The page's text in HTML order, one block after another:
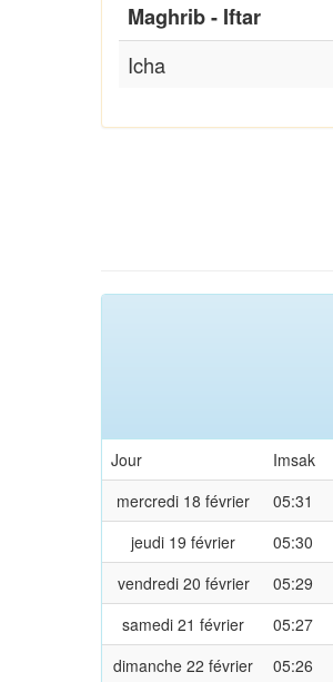
Maghrib - Iftar
Icha
Jour Imsak
mercredi 18 février
05:31
jeudi 19 février
05:30
vendredi 20 février
05:29
samedi 21 février
05:27
dimanche 22 février
05:26